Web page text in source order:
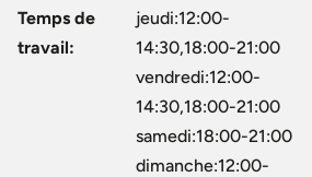
Temps de
travail:
jeudi:12:00-
14:30,18:00-21:00
vendredi:12:00-
14:30,18:00-21:00
samedi:18:00-21:00
dimanche:12:00-